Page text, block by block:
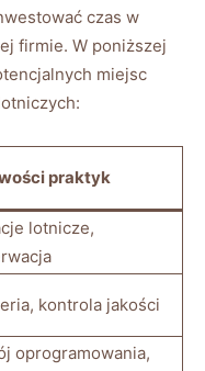
czas w
firmie. W poniższej
miejsc
praktyk
lotnicze,
kontrola jakości
oprogramowania,